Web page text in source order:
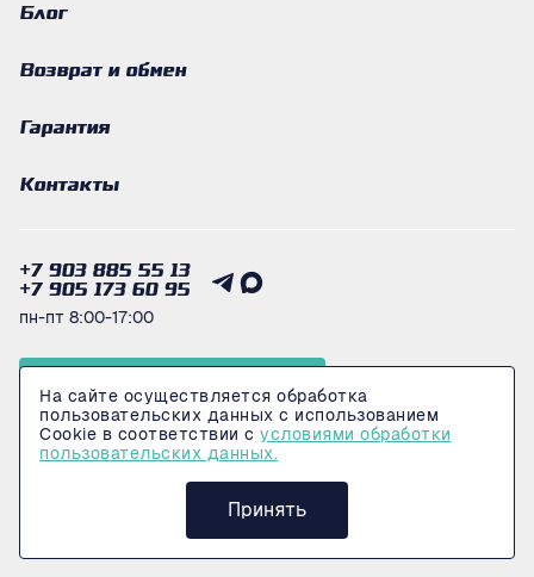
Блог
Возврат и обмен
Гарантия
Контакты
+7 903 885 55 13
+7 905 173 60 95
пн-пт 8:00-17:00
Политика конфеденциальности
На сайте осуществляется обработка
пользовательских данных с использованием
Cookie в соответствии с условиями обработки
пользовательских данных.
Принять